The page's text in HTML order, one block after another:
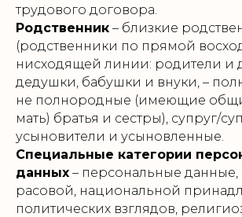
трудового договора.
Родственник – близкие
(родственники по прямой
нисходящей линии: родители и
дедушки, бабушки и внуки, –
не полнородные (имеющие
мать) братья и сестры), супруг/
усыновители и усыновленные.
Специальные категории
данных – персональные
расовой, национальной
политических взглядов,